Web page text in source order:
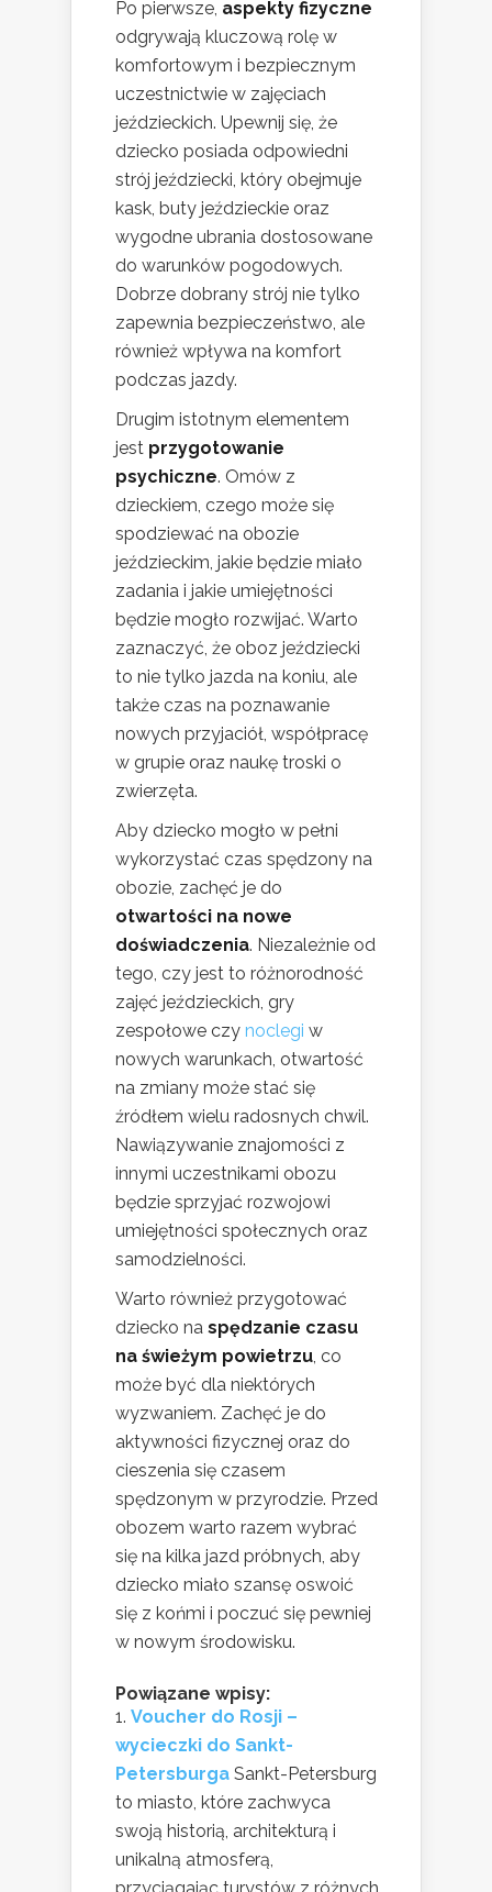
Po pierwsze, aspekty fizyczne
odgrywają kluczową rolę w
komfortowym i bezpiecznym
uczestnictwie w zajęciach
jeździeckich. Upewnij się, że
dziecko posiada odpowiedni
strój jeździecki, który obejmuje
kask, buty jeździeckie oraz
wygodne ubrania dostosowane
do warunków pogodowych.
Dobrze dobrany strój nie tylko
zapewnia bezpieczeństwo, ale
również wpływa na komfort
podczas jazdy.
Drugim istotnym elementem
jest przygotowanie
psychiczne. Omów z
dzieckiem, czego może się
spodziewać na obozie
jeździeckim, jakie będzie miało
zadania i jakie umiejętności
będzie mogło rozwijać. Warto
zaznaczyć, że oboz jeździecki
to nie tylko jazda na koniu, ale
także czas na poznawanie
nowych przyjaciół, współpracę
w grupie oraz naukę troski o
zwierzęta.
Aby dziecko mogło w pełni
wykorzystać czas spędzony na
obozie, zachęć je do
otwartości na nowe
doświadczenia. Niezależnie od
tego, czy jest to różnorodność
zajęć jeździeckich, gry
zespołowe czy noclegi w
nowych warunkach, otwartość
na zmiany może stać się
źródłem wielu radosnych chwil.
Nawiązywanie znajomości z
innymi uczestnikami obozu
będzie sprzyjać rozwojowi
umiejętności społecznych oraz
samodzielności.
Warto również przygotować
dziecko na spędzanie czasu
na świeżym powietrzu , co
może być dla niektórych
wyzwaniem. Zachęć je do
aktywności fizycznej oraz do
cieszenia się czasem
spędzonym w przyrodzie. Przed
obozem warto razem wybrać
się na kilka jazd próbnych, aby
dziecko miało szansę oswoić
się z końmi i poczuć się pewniej
w nowym środowisku.
Powiązane wpisy:
Voucher do Rosji –
wycieczki do Sankt-
Petersburga Sankt-Petersburg
to miasto, które zachwyca
swoją historią, architekturą i
unikalną atmosferą,
przyciągając turystów z różnych